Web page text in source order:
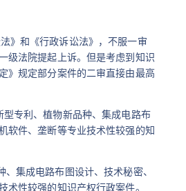
》和《行政诉讼法》，不服一审
级法院提起上诉。但是考虑到知识
》规定部分案件的二审直接由最高
专利、植物新品种、集成电路布
软件、垄断等专业技术性较强的知
集成电路布图设计、技术秘密、
术性较强的知识产权行政案件。